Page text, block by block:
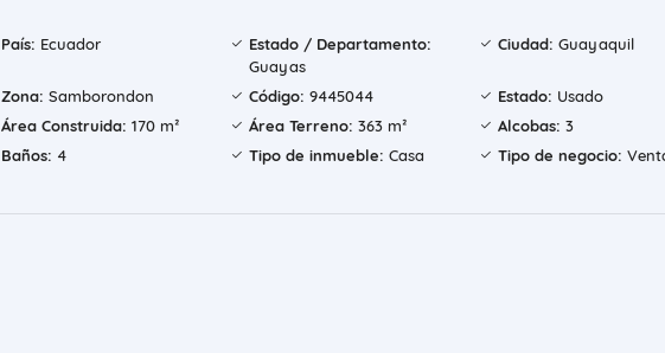
País: Ecuador
Estado / Departamento:
Guayas
Ciudad: Guayaquil
Zona: Samborondon Código: 9445044 Estado: Usado
Área Construida: 170 m² Área Terreno: 363 m² Alcobas: 3
Baños: 4 Tipo de inmueble: Casa Tipo de negocio: